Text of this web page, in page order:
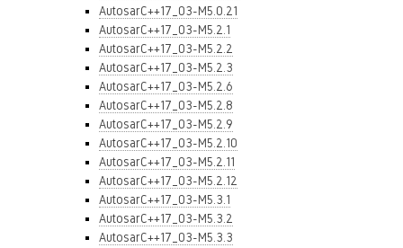
AutosarC++17_03-M5.0.21
AutosarC++17_03-M5.2.1
AutosarC++17_03-M5.2.2
AutosarC++17_03-M5.2.3
AutosarC++17_03-M5.2.6
AutosarC++17_03-M5.2.8
AutosarC++17_03-M5.2.9
AutosarC++17_03-M5.2.10
AutosarC++17_03-M5.2.11
AutosarC++17_03-M5.2.12
AutosarC++17_03-M5.3.1
AutosarC++17_03-M5.3.2
AutosarC++17_03-M5.3.3